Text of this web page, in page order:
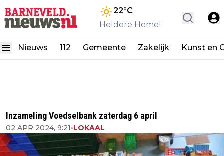
22°C
Heldere Hemel
Nieuws 112 Gemeente Zakelijk Kunst en
Inzameling Voedselbank zaterdag 6 april
02 APR 2024, 9:21•LOKAAL